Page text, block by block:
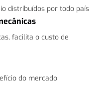
distribuídos por todo país
facilita o custo de
do mercado